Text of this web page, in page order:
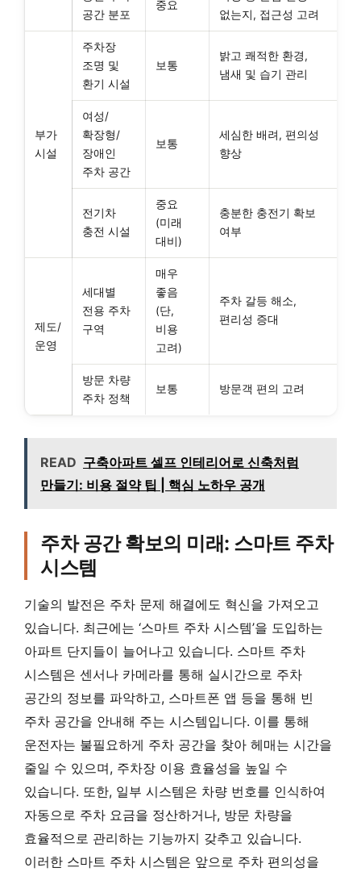
공간 분포
중요
없는지, 접근성 고려
부가
시설
주차장
조명 및
환기 시설
보통
밝고 쾌적한 환경,
냄새 및 습기 관리
여성/
확장형/
장애인
주차 공간
보통
세심한 배려, 편의성
향상
전기차
충전 시설
중요
(미래
대비)
충분한 충전기 확보
여부
제도/
운영
세대별
전용 주차
구역
매우
좋음
(단,
비용
고려)
주차 갈등 해소,
편리성 증대
방문 차량
주차 정책
보통 방문객 편의 고려
READ 구축아파트 셀프 인테리어로 신축처럼
만들기: 비용 절약 팁 | 핵심 노하우 공개
주차 공간 확보의 미래: 스마트 주차
시스템
기술의 발전은 주차 문제 해결에도 혁신을 가져오고
있습니다. 최근에는 ‘스마트 주차 시스템’을 도입하는
아파트 단지들이 늘어나고 있습니다. 스마트 주차
시스템은 센서나 카메라를 통해 실시간으로 주차
공간의 정보를 파악하고, 스마트폰 앱 등을 통해 빈
주차 공간을 안내해 주는 시스템입니다. 이를 통해
운전자는 불필요하게 주차 공간을 찾아 헤매는 시간을
줄일 수 있으며, 주차장 이용 효율성을 높일 수
있습니다. 또한, 일부 시스템은 차량 번호를 인식하여
자동으로 주차 요금을 정산하거나, 방문 차량을
효율적으로 관리하는 기능까지 갖추고 있습니다.
이러한 스마트 주차 시스템은 앞으로 주차 편의성을